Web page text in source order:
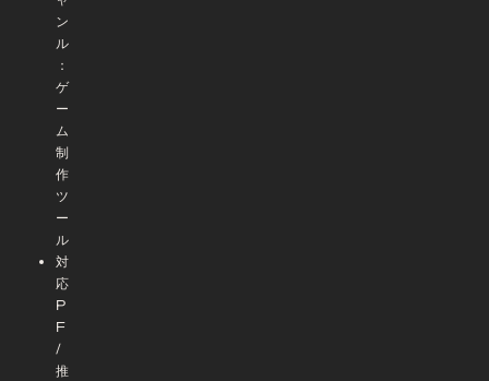
ン
ル
：
ゲ
ー
ム
制
作
ツ
ー
ル
対
応
P
F
/
推